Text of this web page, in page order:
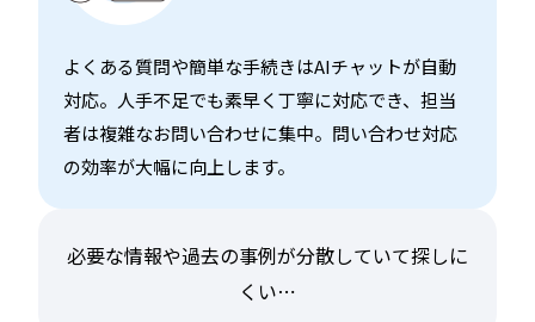
よくある質問や簡単な手続きはAIチャットが自動
対応。人手不足でも素早く丁寧に対応でき、担当
者は複雑なお問い合わせに集中。問い合わせ対応
の効率が大幅に向上します。
必要な情報や過去の事例が分散していて探しに
くい⋯